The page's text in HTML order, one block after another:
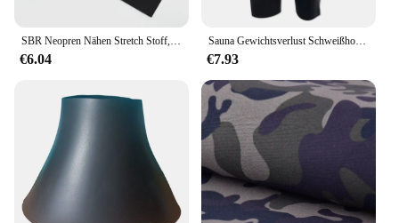
SBR Neopren Nähen Stretch Stoff, Kleider tasche, Computer tasche, Reisetasche, Wasserdichte Material zubehör, Schwarz, Extra Dick, 9mm
€6.04
Sauna Gewichtsverlust Schweißhose Neopren Abnehmen Workout Capri Hohe Taille Trainer Leggings Heiße Fettverbrennung Workout Fitness
€7.93